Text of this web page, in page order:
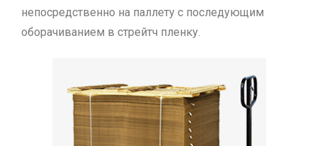
непосредственно на паллету с последующим
оборачиванием в стрейтч пленку.